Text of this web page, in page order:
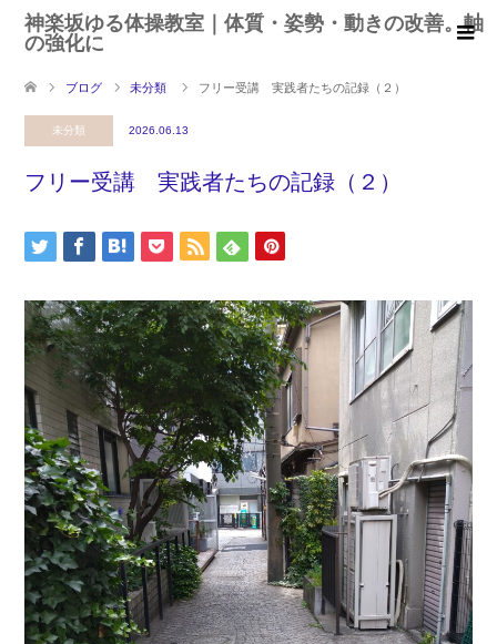
神楽坂ゆる体操教室｜体質・姿勢・動きの改善。軸
の強化に
ブログ 未分類 フリー受講 実践者たちの記録（２）
未分類 2026.06.13
フリー受講 実践者たちの記録（２）